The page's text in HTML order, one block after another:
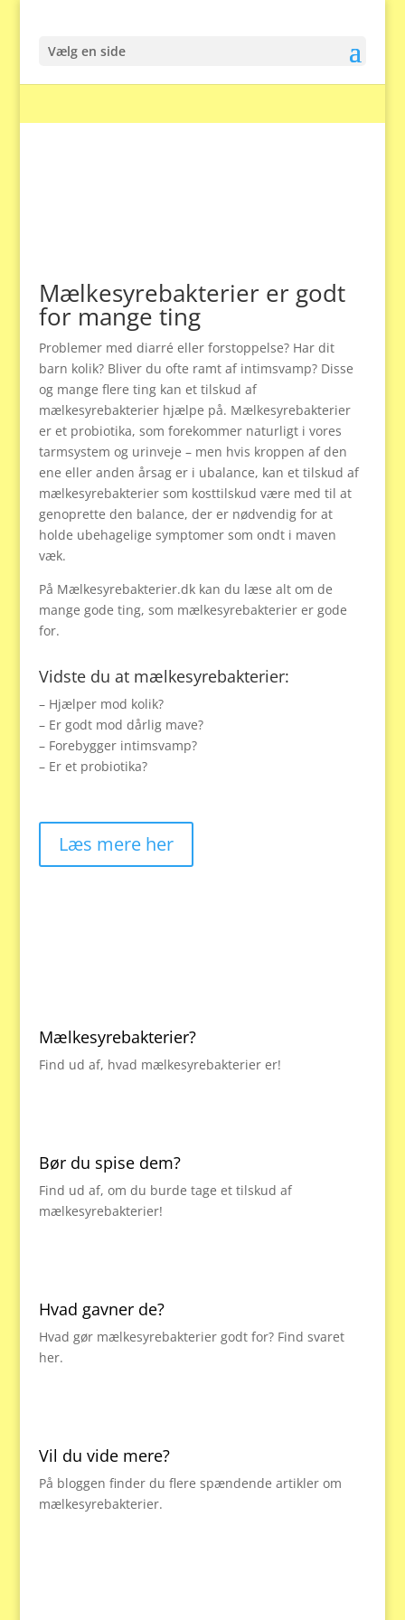
Vælg en side
Mælkesyrebakterier er godt
for mange ting
Problemer med diarré eller forstoppelse? Har dit
barn kolik? Bliver du ofte ramt af intimsvamp? Disse
og mange flere ting kan et tilskud af
mælkesyrebakterier hjælpe på. Mælkesyrebakterier
er et probiotika, som forekommer naturligt i vores
tarmsystem og urinveje – men hvis kroppen af den
ene eller anden årsag er i ubalance, kan et tilskud af
mælkesyrebakterier som kosttilskud være med til at
genoprette den balance, der er nødvendig for at
holde ubehagelige symptomer som ondt i maven
væk.
På Mælkesyrebakterier.dk kan du læse alt om de
mange gode ting, som mælkesyrebakterier er gode
for.
Vidste du at mælkesyrebakterier:
– Hjælper mod kolik?
– Er godt mod dårlig mave?
– Forebygger intimsvamp?
– Er et probiotika?
Læs mere her
Mælkesyrebakterier?
Find ud af, hvad mælkesyrebakterier er!
Bør du spise dem?
Find ud af, om du burde tage et tilskud af
mælkesyrebakterier!
Hvad gavner de?
Hvad gør mælkesyrebakterier godt for? Find svaret
her.
Vil du vide mere?
På bloggen finder du flere spændende artikler om
mælkesyrebakterier.